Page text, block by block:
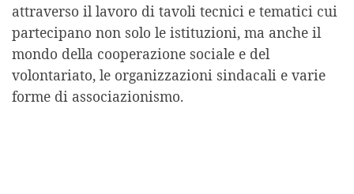
attraverso il lavoro di tavoli tecnici e tematici cui
partecipano non solo le istituzioni, ma anche il
mondo della cooperazione sociale e del
volontariato, le organizzazioni sindacali e varie
forme di associazionismo.